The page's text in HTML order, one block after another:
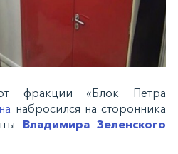
фракции «Блок Петра
набросился на сторонника
Владимира Зеленского